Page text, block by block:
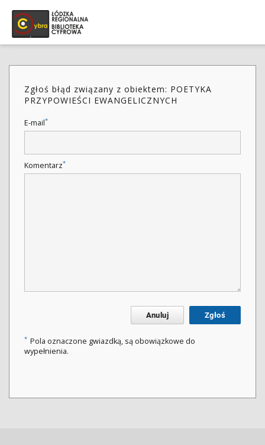
Zgłoś błąd związany z obiektem: POETYKA
PRZYPOWIEŚCI EWANGELICZNYCH
E-mail*
Komentarz*
Anuluj Zgłoś
* Pola oznaczone gwiazdką, są obowiązkowe do
wypełnienia.